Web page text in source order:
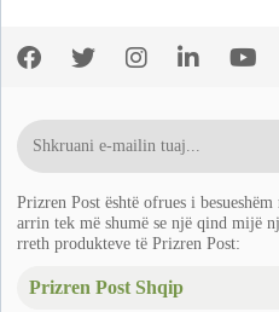
Prizren Post është ofrues i
arrin tek më shumë se një qind mijë
rreth produkteve të Prizren Post:
Prizren Post Shqip